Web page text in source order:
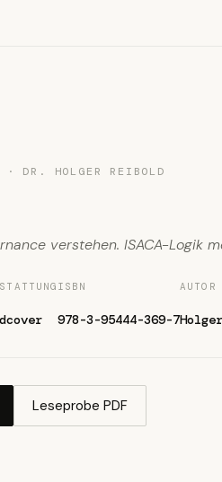
DR. HOLGER REIBOLD
verstehen. ISACA-Logik
ISBN
978-3-95444-369-7
AUTOR
Leseprobe PDF